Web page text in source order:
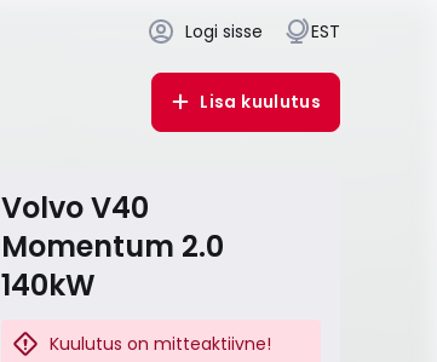
Logi sisse EST
Lisa kuulutus
Volvo V40
Momentum 2.0
140kW
Kuulutus on mitteaktiivne!